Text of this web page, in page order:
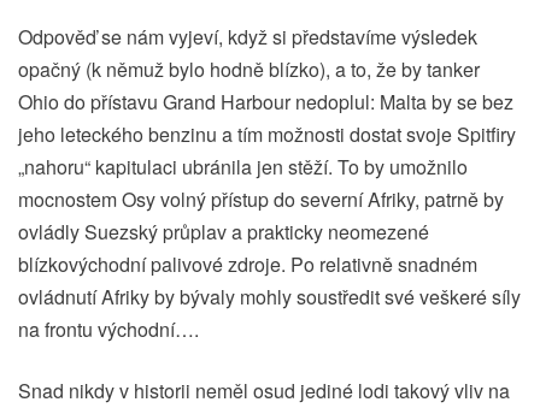
Odpověď se nám vyjeví, když si představíme výsledek
opačný (k němuž bylo hodně blízko), a to, že by tanker
Ohio do přístavu Grand Harbour nedoplul: Malta by se bez
jeho leteckého benzinu a tím možnosti dostat svoje Spitfiry
„nahoru“ kapitulaci ubránila jen stěží. To by umožnilo
mocnostem Osy volný přístup do severní Afriky, patrně by
ovládly Suezský průplav a prakticky neomezené
blízkovýchodní palivové zdroje. Po relativně snadném
ovládnutí Afriky by bývaly mohly soustředit své veškeré síly
na frontu východní….
Snad nikdy v historii neměl osud jediné lodi takový vliv na